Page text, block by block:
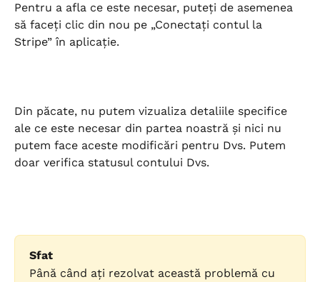
Pentru a afla ce este necesar, puteți de asemenea
să faceți clic din nou pe „Conectați contul la
Stripe” în aplicație.
Din păcate, nu putem vizualiza detaliile specifice
ale ce este necesar din partea noastră și nici nu
putem face aceste modificări pentru Dvs. Putem
doar verifica statusul contului Dvs.
Sfat
Până când ați rezolvat această problemă cu